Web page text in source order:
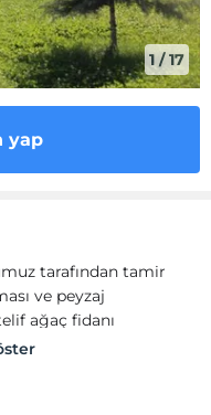
1 /17
yap
tarafından tamir
ve peyzaj
ağaç fidanı
TV, Wi-Fİ, havlu,